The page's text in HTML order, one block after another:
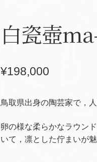
白瓷壺
¥198,000
鳥取県出身の陶芸家で，
卵の様な柔らかなラウン
いて，凛とした佇まいが